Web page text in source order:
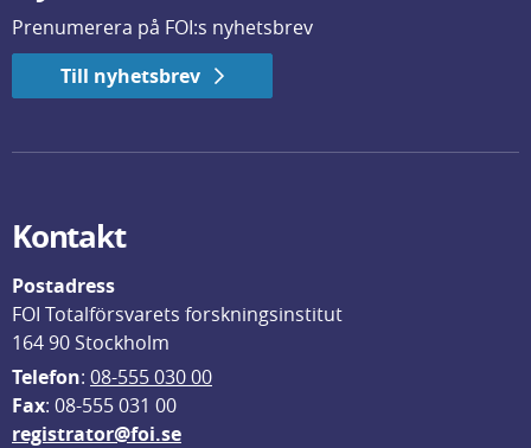
Prenumerera på FOI:s nyhetsbrev
Till nyhetsbrev
Kontakt
Postadress
FOI Totalförsvarets forskningsinstitut
164 90 Stockholm
Telefon: 08-555 030 00
Fax: 08-555 031 00
registrator@foi.se